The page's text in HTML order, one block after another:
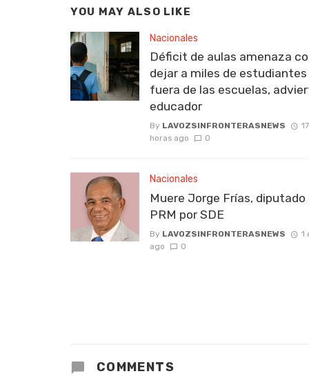
YOU MAY ALSO LIKE
Nacionales
Déficit de aulas amenaza
dejar a miles de estudiantes
fuera de las escuelas,
educador
By LAVOZSINFRONTERASNEWS
17
horas ago
0
Nacionales
Muere Jorge Frías, diputado
PRM por SDE
By LAVOZSINFRONTERASNEWS
1
ago
0
COMMENTS